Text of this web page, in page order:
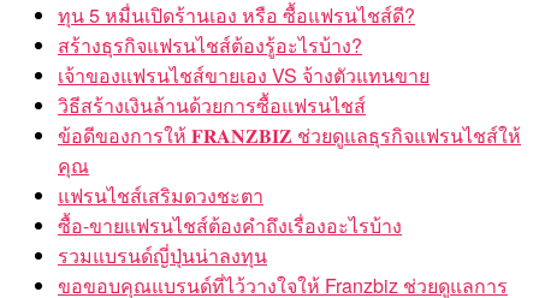
สร้างธุรกิจแฟรนไชส์ต้องรู้อะไรบ้าง?
เจ้าของแฟรนไชส์ขายเอง VS จ้างตัวแทนขาย
วิธีสร้างเงินล้านด้วยการซื้อแฟรนไชส์
ข้อดีของการให้ 𝐅𝐑𝐀𝐍𝐙𝐁𝐈𝐙 ช่วยดูแลธุรกิจแฟรนไชส์ให้
คุณ
แฟรนไชส์เสริมดวงชะตา
ซื้อ-ขายแฟรนไชส์ต้องคำถึงเรื่องอะไรบ้าง
รวมแบรนด์ญี่ปุ่นน่าลงทุน
ขอขอบคุณแบรนด์ที่ไว้วางใจให้ Franzbiz ช่วยดูแลการ